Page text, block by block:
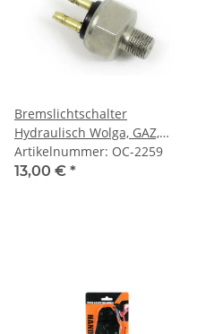
Bremslichtschalter
Hydraulisch Wolga, GAZ,
UAZ.
Artikelnummer: OC-2259
13,00 € *